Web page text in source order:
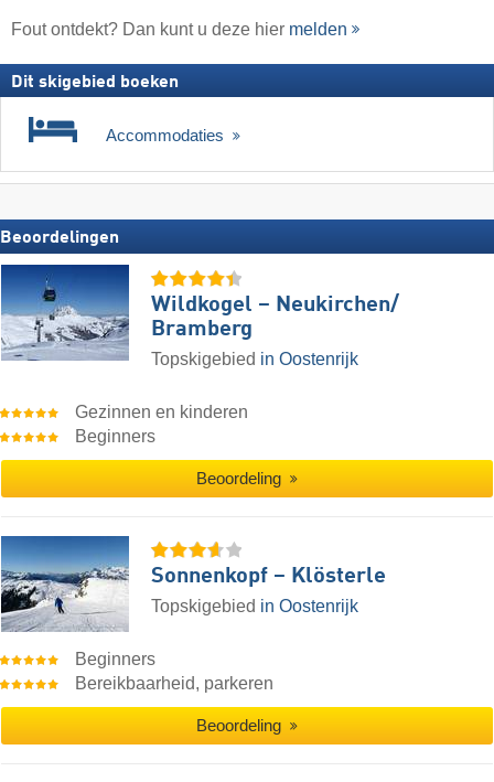
Fout ontdekt? Dan kunt u deze hier melden
Dit skigebied boeken
Accommodaties
Beoordelingen
Wildkogel – Neukirchen/​
Bramberg
Topskigebied in Oostenrijk
Gezinnen en kinderen
Beginners
Beoordeling
Sonnenkopf – Klösterle
Topskigebied in Oostenrijk
Beginners
Bereikbaarheid, parkeren
Beoordeling